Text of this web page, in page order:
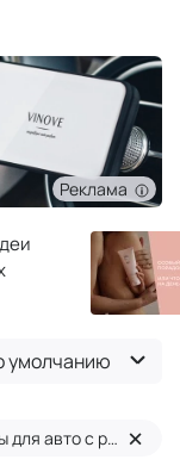
Реклама
умолчанию
для авто c резным
×